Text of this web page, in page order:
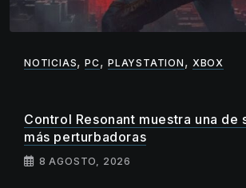
NOTICIAS,PC,PLAYSTATION , XBOX
Control Resonant muestra una de
más perturbadoras
8 AGOSTO, 2026